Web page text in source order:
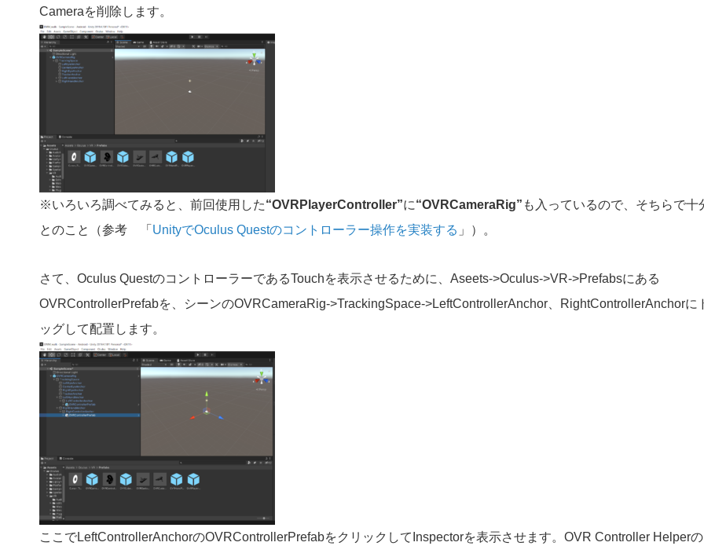
Cameraを削除します。
※いろいろ調べてみると、前回使用した“OVRPlayerController”に“OVRCameraRig” も入っているので、そちらで十
とのこと（参考 「 UnityでOculus Questのコントローラー操作を実装する 」）。
さて、Oculus QuestのコントローラーであるTouchを表示させるために、Aseets->Oculus->VR->Prefabsにある
OVRControllerPrefabを、シーンのOVRCameraRig->TrackingSpace->LeftControllerAnchor、RightControllerAnchorに
ッグして配置します。
ここでLeftControllerAnchorのOVRControllerPrefabをクリックしてInspectorを表示させます。OVR Controller Helperの